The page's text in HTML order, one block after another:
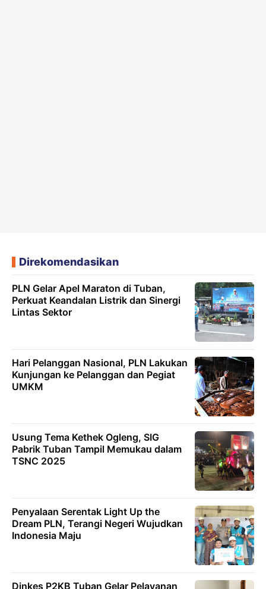
Direkomendasikan
PLN Gelar Apel Maraton di Tuban,
Perkuat Keandalan Listrik dan Sinergi
Lintas Sektor
Hari Pelanggan Nasional, PLN Lakukan
Kunjungan ke Pelanggan dan Pegiat
UMKM
Usung Tema Kethek Ogleng, SIG
Pabrik Tuban Tampil Memukau dalam
TSNC 2025
Penyalaan Serentak Light Up the
Dream PLN, Terangi Negeri Wujudkan
Indonesia Maju
Dinkes P2KB Tuban Gelar Pelayanan